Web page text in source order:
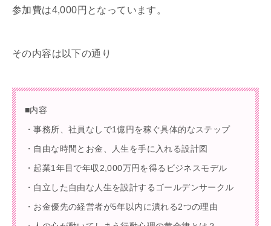
参加費は4,000円となっています。
その内容は以下の通り
■内容
・事務所、社員なしで1億円を稼ぐ具体的なステップ
・自由な時間とお金、人生を手に入れる設計図
・起業1年目で年収2,000万円を得るビジネスモデル
・自立した自由な人生を設計するゴールデンサークル
・お金優先の経営者が5年以内に潰れる2つの理由